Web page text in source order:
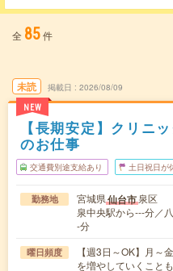
全 85件
未読
NEW
掲載日 2026/08/09
【長期安定】クリニ
のお仕事
交通費別途支給あり 土日祝日が
勤務地 宮城県仙台市泉区
泉中央駅から---分／
-分
曜日頻度
【週3日～OK】月～
を増やしていくこと